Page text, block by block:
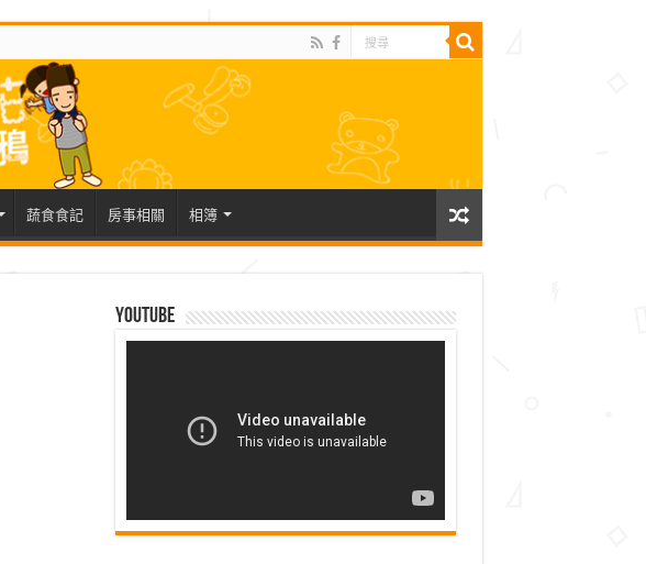
蔬食食記 房事相關 相簿
Youtube